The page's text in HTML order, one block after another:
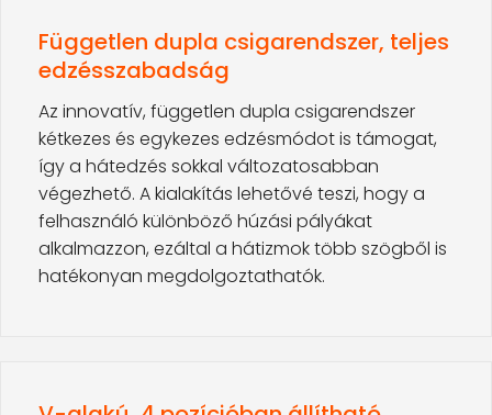
Független dupla csigarendszer, teljes
edzésszabadság
Az innovatív, független dupla csigarendszer
kétkezes és egykezes edzésmódot is támogat,
így a hátedzés sokkal változatosabban
végezhető. A kialakítás lehetővé teszi, hogy a
felhasználó különböző húzási pályákat
alkalmazzon, ezáltal a hátizmok több szögből is
hatékonyan megdolgoztathatók.